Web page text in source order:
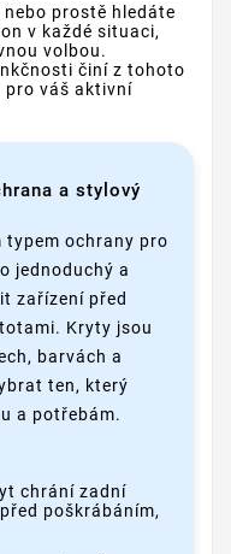
prostě hledáte
v každé situaci,
volbou.
činí z tohoto
pro váš aktivní
a stylový
typem ochrany pro
jednoduchý a
zařízení před
Kryty jsou
barvách a
ten, který
a potřebám.
chrání zadní
poškrábáním,